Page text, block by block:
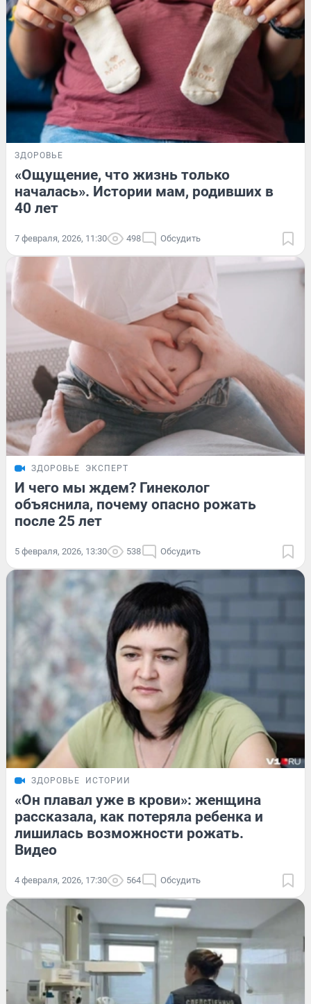
ЗДОРОВЬЕ
«Ощущение, что жизнь только
началась». Истории мам, родивших в
40 лет
7 февраля, 2026, 11:30 498 Обсудить
ЗДОРОВЬЕ ЭКСПЕРТ
И чего мы ждем? Гинеколог
объяснила, почему опасно рожать
после 25 лет
5 февраля, 2026, 13:30 538 Обсудить
ЗДОРОВЬЕ ИСТОРИИ
«Он плавал уже в крови»: женщина
рассказала, как потеряла ребенка и
лишилась возможности рожать.
Видео
4 февраля, 2026, 17:30 564 Обсудить